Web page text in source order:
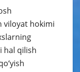
viloyat hokimi
hal qilish